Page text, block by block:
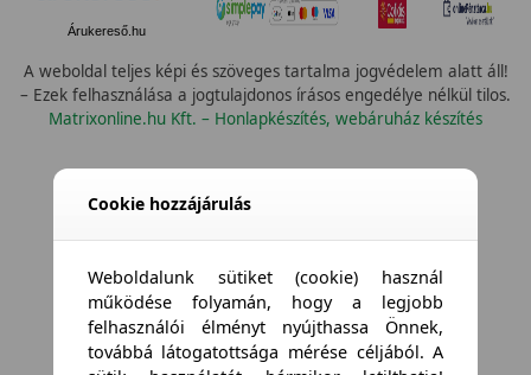
Árukereső.hu
A weboldal teljes képi és szöveges tartalma jogvédelem alatt áll!
– Ezek felhasználása a jogtulajdonos írásos engedélye nélkül tilos.
Matrixonline.hu Kft. – Honlapkészítés, webáruház készítés
Cookie hozzájárulás
Weboldalunk sütiket (cookie) használ
működése folyamán, hogy a legjobb
felhasználói élményt nyújthassa Önnek,
továbbá látogatottsága mérése céljából. A
Összes vízállóság